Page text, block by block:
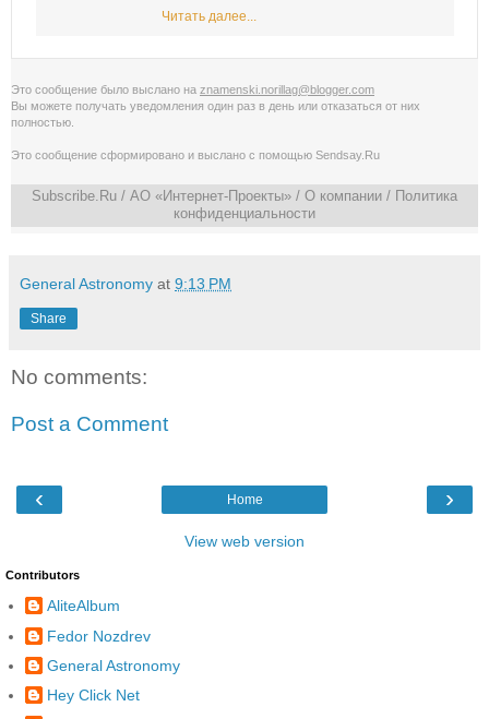
Читать далее...
Это сообщение было выслано на znamenski.norillag@blogger.com
Вы можете получать уведомления один раз в день или отказаться от них
полностью
Это сообщение сформировано и выслано с помощью Sendsay.Ru
Subscribe.Ru / АО «Интернет-Проекты» / О компании / Политика
конфиденциальности
General Astronomy at 9:13 PM
Share
No comments:
Post a Comment
‹ ›
Home
View web version
Contributors
AliteAlbum
Fedor Nozdrev
General Astronomy
Hey Click Net